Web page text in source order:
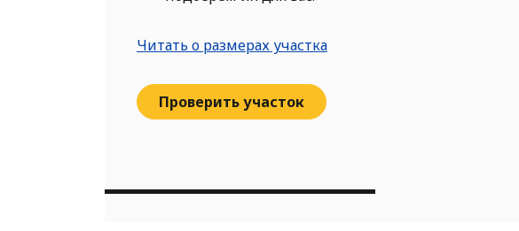
Читать о размерах участка
Проверить участок